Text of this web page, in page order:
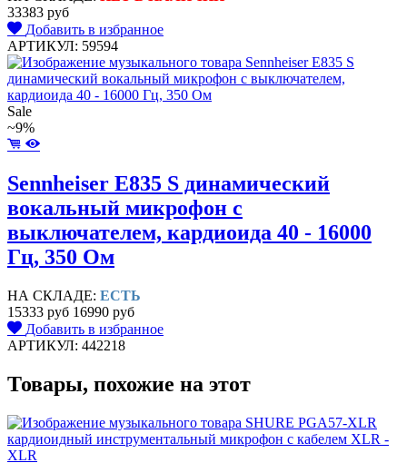
33383 руб
Добавить в избранное
АРТИКУЛ: 59594
Sale
~9%
Sennheiser E835 S динамический
вокальный микрофон с
выключателем, кардиоида 40 - 16000
Гц, 350 Ом
НА СКЛАДЕ: ЕСТЬ
15333 руб 16990 руб
Добавить в избранное
АРТИКУЛ: 442218
Товары, похожие на этот